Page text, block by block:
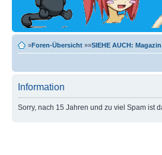
»Foren-Übersicht »»SIEHE AUCH:
Information
Sorry, nach 15 Jahren und zu viel Spam ist